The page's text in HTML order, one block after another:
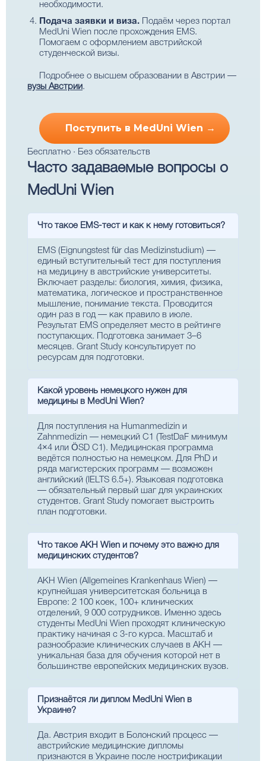
необходимости.
Подача заявки и виза. Подаём через портал
MedUni Wien после прохождения EMS.
Помогаем с оформлением австрийской
студенческой визы.
Подробнее о высшем образовании в Австрии —
вузы Австрии.
Поступить в MedUni Wien →
Бесплатно · Без обязательств
Часто задаваемые вопросы о
MedUni Wien
Что такое EMS-тест и как к нему готовиться?
EMS (Eignungstest für das Medizinstudium) —
единый вступительный тест для поступления
на медицину в австрийские университеты.
Включает разделы: биология, химия, физика,
математика, логическое и пространственное
мышление, понимание текста. Проводится
один раз в год — как правило в июле.
Результат EMS определяет место в рейтинге
поступающих. Подготовка занимает 3–6
месяцев. Grant Study консультирует по
ресурсам для подготовки.
Какой уровень немецкого нужен для
медицины в MedUni Wien?
Для поступления на Humanmedizin и
Zahnmedizin — немецкий C1 (TestDaF минимум
4×4 или ÖSD C1). Медицинская программа
ведётся полностью на немецком. Для PhD и
ряда магистерских программ — возможен
английский (IELTS 6.5+). Языковая подготовка
— обязательный первый шаг для украинских
студентов. Grant Study помогает выстроить
план подготовки.
Что такое AKH Wien и почему это важно для
медицинских студентов?
AKH Wien (Allgemeines Krankenhaus Wien) —
крупнейшая университетская больница в
Европе: 2 100 коек, 100+ клинических
отделений, 9 000 сотрудников. Именно здесь
студенты MedUni Wien проходят клиническую
практику начиная с 3-го курса. Масштаб и
разнообразие клинических случаев в AKH —
уникальная база для обучения которой нет в
большинстве европейских медицинских вузов.
Признаётся ли диплом MedUni Wien в
Украине?
Да. Австрия входит в Болонский процесс —
австрийские медицинские дипломы
признаются в Украине после нострификации